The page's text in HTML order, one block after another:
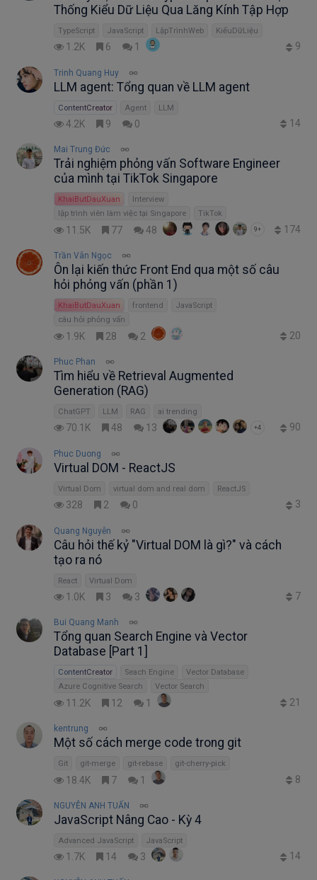
Thống Kiểu Dữ Liệu Qua Lăng Kính Tập Hợp
TypeScript JavaScript LậpTrìnhWeb KiểuDữLiệu
1.2K 6 1 9
Trinh Quang Huy
LLM agent: Tổng quan về LLM agent
ContentCreator Agent LLM
4.2K 9 0 14
Mai Trung Đức
Trải nghiệm phỏng vấn Software Engineer
của mình tại TikTok Singapore
KhaiButDauXuan
Interview
lập trình viên làm việc tại Singapore
TikTok
11.5K 77 48 9+ 174
Trần Vân Ngọc
Ôn lại kiến thức Front End qua một số câu
hỏi phỏng vấn (phần 1)
KhaiButDauXuan frontend
JavaScript
câu hỏi phỏng vấn
1.9K 28 2 20
Phuc Phan
Tìm hiểu về Retrieval Augmented
Generation (RAG)
ChatGPT LLM RAG ai trending
70.1K 48 13 +4 90
Phuc Duong
Virtual DOM - ReactJS
Virtual Dom virtual dom and real dom ReactJS
328 2 0 3
Quang Nguyễn
Câu hỏi thế kỷ "Virtual DOM là gì?" và cách
tạo ra nó
React Virtual Dom
1.0K 3 3 7
Bui Quang Manh
Tổng quan Search Engine và Vector
Database [Part 1]
ContentCreator Seach Engine
Vector Database
Azure Cognitive Search
Vector Search
11.2K 12 1 21
kentrung
Một số cách merge code trong git
Git git-merge git-rebase git-cherry-pick
18.4K 7 1 8
NGUYỄN ANH TUẤN
JavaScript Nâng Cao - Kỳ 4
Advanced JavaScript JavaScript
1.7K 14 3 14